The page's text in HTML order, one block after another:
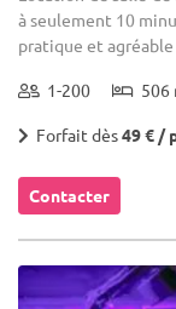
à seulement 10
pratique et agréable
1-200 506
Forfait dès49 € /
Contacter